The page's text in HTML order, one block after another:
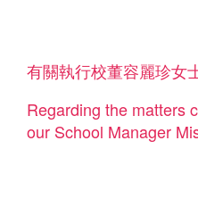
有關執行校董容麗珍女
Regarding the matters
our School Manager